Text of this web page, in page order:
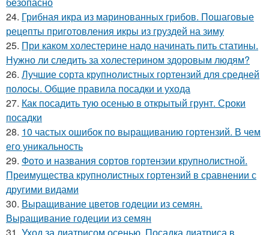
24. Грибная икра из маринованных грибов. Пошаговые
рецепты приготовления икры из груздей на зиму
25. При каком холестерине надо начинать пить статины.
Нужно ли следить за холестерином здоровым людям?
26. Лучшие сорта крупнолистных гортензий для средней
полосы. Общие правила посадки и ухода
27. Как посадить тую осенью в открытый грунт. Сроки
посадки
28. 10 частых ошибок по выращиванию гортензий. В чем
его уникальность
29. Фото и названия сортов гортензии крупнолистной.
Преимущества крупнолистных гортензий в сравнении с
другими видами
30. Выращивание цветов годеции из семян.
Выращивание годеции из семян
31. Уход за лиатрисом осенью. Посадка лиатриса в